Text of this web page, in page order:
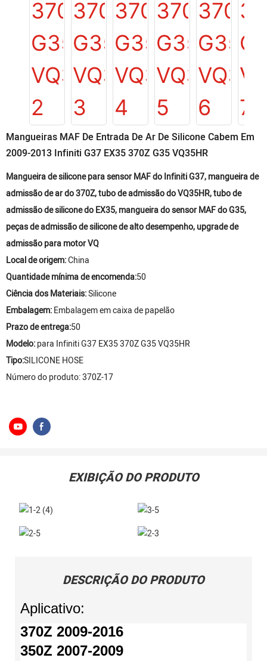
Mangueiras MAF De Entrada De Ar De Silicone Cabem Em
2009-2013 Infiniti G37 EX35 370Z G35 VQ35HR
Mangueira de silicone para sensor MAF do Infiniti G37, mangueira de
admissão de ar do 370Z, tubo de admissão do VQ35HR, tubo de
admissão de silicone do EX35, mangueira do sensor MAF do G35,
peças de admissão de silicone de alto desempenho, upgrade de
admissão para motor VQ
Local de origem:China
Quantidade mínima de encomenda:50
Ciência dos Materiais:Silicone
Embalagem:Embalagem em caixa de papelão
Prazo de entrega:50
Modelo:para Infiniti G37 EX35 370Z G35 VQ35HR
Tipo:SILICONE HOSE
Número do produto: 370Z-17
EXIBIÇÃO DO PRODUTO
DESCRIÇÃO DO PRODUTO
Aplicativo:
370Z 2009-2016
350Z 2007-2009